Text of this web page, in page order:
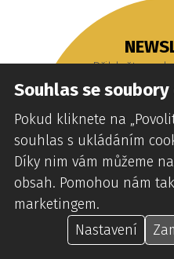
Přihlašte se k
newsletteru, ať
novinky v
Po přihlášení
slevový kód v
Souhlas se
Pokud kliknete na
souhlas s ukládáním
Díky nim vám můžeme
obsah. Pomohou nám
marketingem.
Nastavení